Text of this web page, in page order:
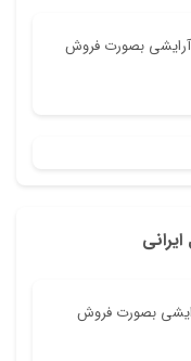
آرایشی بصورت فروش
آرایشی بصورت فروش